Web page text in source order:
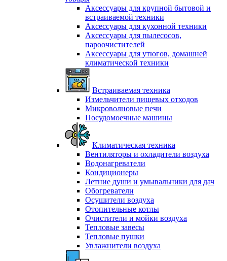
Аксессуары для крупной бытовой и
встраиваемой техники
Аксессуары для кухонной техники
Аксессуары для пылесосов,
пароочистителей
Аксессуары для утюгов, домашней
климатической техники
Встраиваемая техника
Измельчители пищевых отходов
Микроволновые печи
Посудомоечные машины
Климатическая техника
Вентиляторы и охладители воздуха
Водонагреватели
Кондиционеры
Летние души и умывальники для дач
Обогреватели
Осушители воздуха
Отопительные котлы
Очистители и мойки воздуха
Тепловые завесы
Тепловые пушки
Увлажнители воздуха